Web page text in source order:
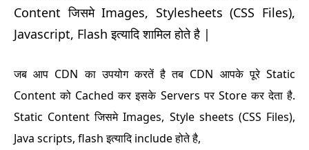
Content जिसमे Images, Stylesheets (CSS Files),
Javascript, Flash इत्यादि शामिल होते है |
जब आप CDN का उपयोग करतें है तब CDN आपके पूरे Static
Content को Cached कर इसके Servers पर Store कर देता है.
Static Content जिसमे Images, Style sheets (CSS Files),
Java scripts, flash इत्यादि include होते है,